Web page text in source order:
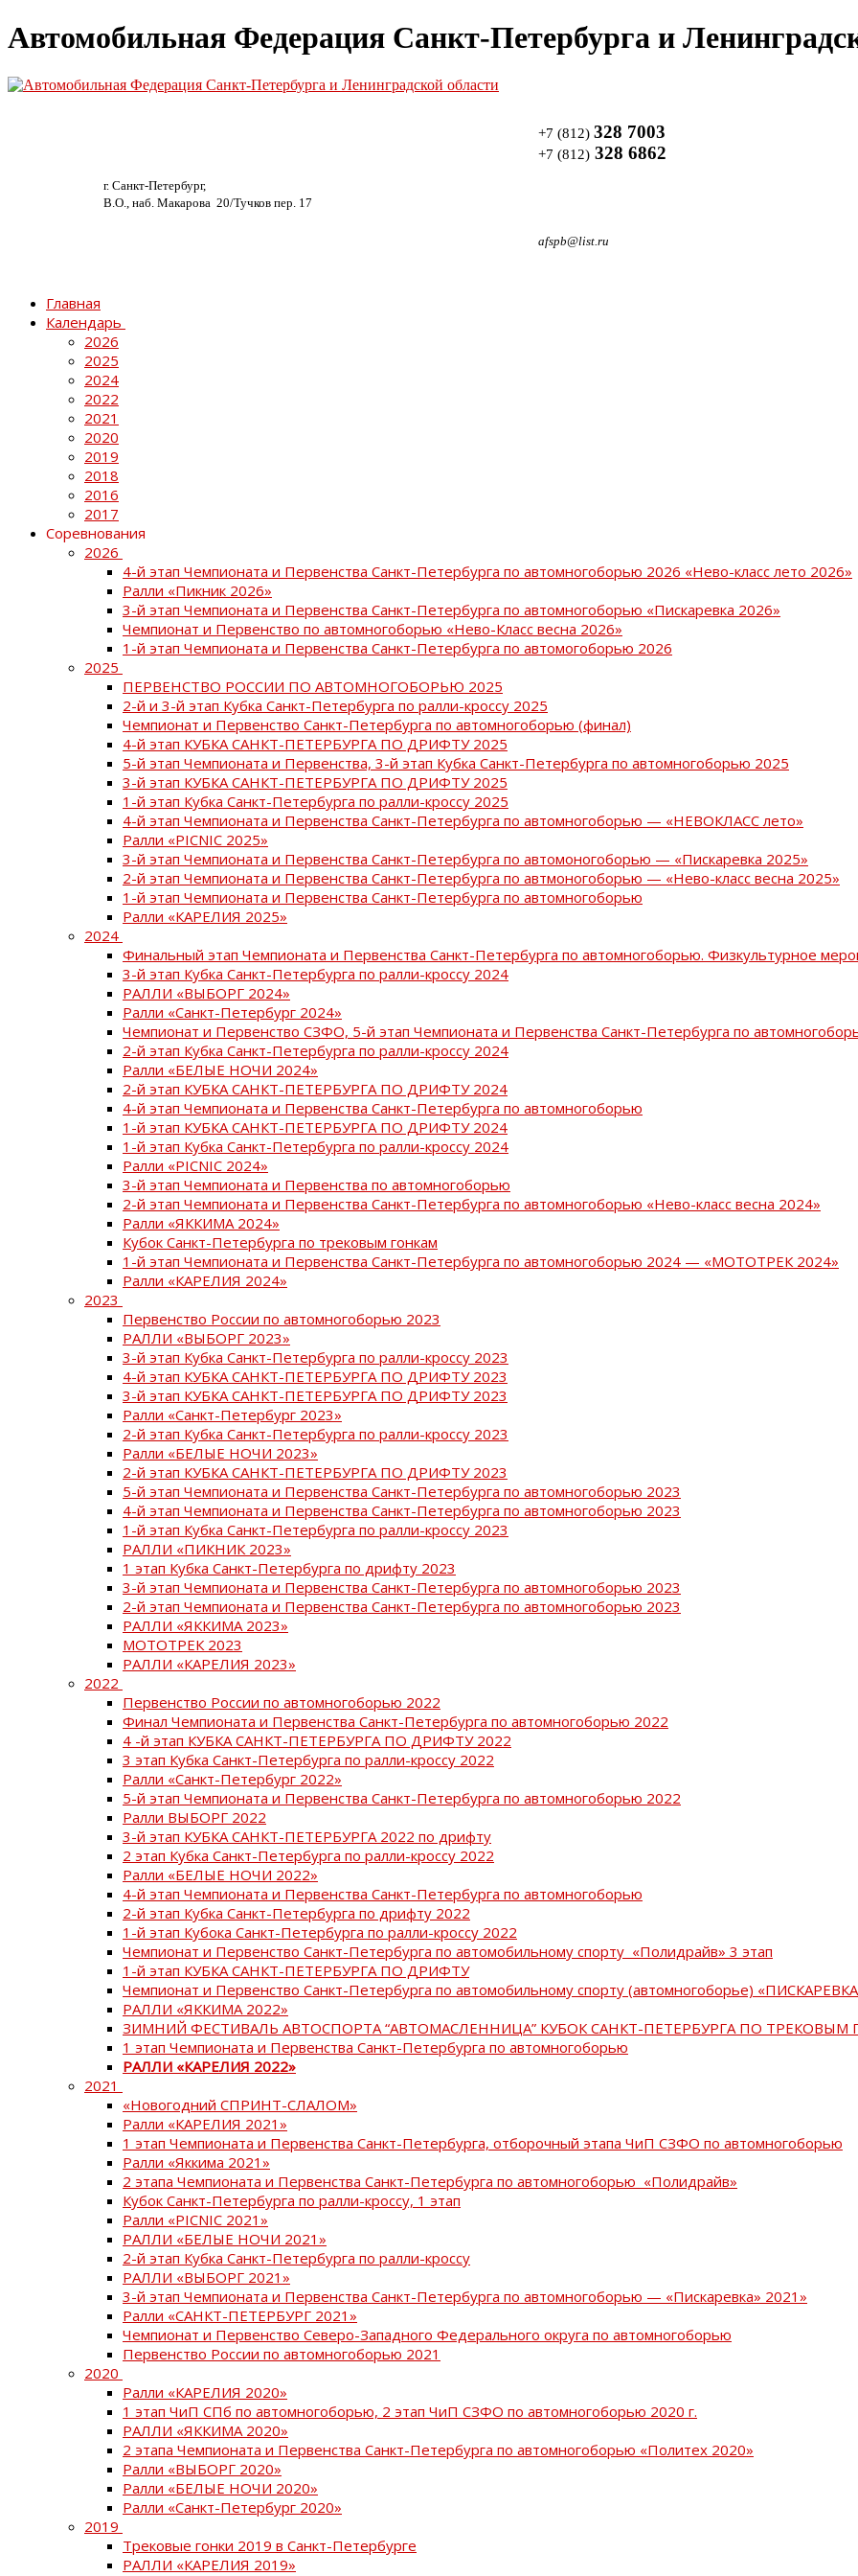
Автомобильная Федерация Санкт-Петербурга и
г. Санкт-Петербург,
В.О., наб. Макарова 20/Тучков пер. 17
+7 (812) 328 7003
+7 (812) 328 6862
afspb@list.ru
Главная
Календарь
2026
2025
2024
2022
2021
2020
2019
2018
2016
2017
Соревнования
2026
4-й этап Чемпионата и Первенства Санкт-Петербурга по автомногоборью 2026 «Нево-класс лето 2026»
Ралли «Пикник 2026»
3-й этап Чемпионата и Первенства Санкт-Петербурга по автомногоборью «Пискаревка 2026»
Чемпионат и Первенство по автомногоборью «Нево-Класс весна 2026»
1-й этап Чемпионата и Первенства Санкт-Петербурга по автомогоборью 2026
2025
ПЕРВЕНСТВО РОССИИ ПО АВТОМНОГОБОРЬЮ 2025
2-й и 3-й этап Кубка Санкт-Петербурга по ралли-кроссу 2025
Чемпионат и Первенство Санкт-Петербурга по автомногоборью (финал)
4-й этап КУБКА САНКТ-ПЕТЕРБУРГА ПО ДРИФТУ 2025
5-й этап Чемпионата и Первенства, 3-й этап Кубка Санкт-Петербурга по автомногоборью 2025
3-й этап КУБКА САНКТ-ПЕТЕРБУРГА ПО ДРИФТУ 2025
1-й этап Кубка Санкт-Петербурга по ралли-кроссу 2025
4-й этап Чемпионата и Первенства Санкт-Петербурга по автомногоборью — «НЕВОКЛАСС лето»
Ралли «PICNIC 2025»
3-й этап Чемпионата и Первенства Санкт-Петербурга по автомоногоборью — «Пискаревка 2025»
2-й этап Чемпионата и Первенства Санкт-Петербурга по автмоногоборью — «Нево-класс весна 2025»
1-й этап Чемпионата и Первенства Санкт-Петербурга по автомногоборью
Ралли «КАРЕЛИЯ 2025»
2024
Финальный этап Чемпионата и Первенства Санкт-Петербурга по автомногоборью. Физкультурное
3-й этап Кубка Санкт-Петербурга по ралли-кроссу 2024
РАЛЛИ «ВЫБОРГ 2024»
Ралли «Санкт-Петербург 2024»
Чемпионат и Первенство СЗФО, 5-й этап Чемпионата и Первенства Санкт-Петербурга по
2-й этап Кубка Санкт-Петербурга по ралли-кроссу 2024
Ралли «БЕЛЫЕ НОЧИ 2024»
2-й этап КУБКА САНКТ-ПЕТЕРБУРГА ПО ДРИФТУ 2024
4-й этап Чемпионата и Первенства Санкт-Петербурга по автомногоборью
1-й этап КУБКА САНКТ-ПЕТЕРБУРГА ПО ДРИФТУ 2024
1-й этап Кубка Санкт-Петербурга по ралли-кроссу 2024
Ралли «PICNIC 2024»
3-й этап Чемпионата и Первенства по автомногоборью
2-й этап Чемпионата и Первенства Санкт-Петербурга по автомногоборью «Нево-класс весна 2024»
Ралли «ЯККИМА 2024»
Кубок Санкт-Петербурга по трековым гонкам
1-й этап Чемпионата и Первенства Санкт-Петербурга по автомногоборью 2024 — «МОТОТРЕК 2024»
Ралли «КАРЕЛИЯ 2024»
2023
Первенство России по автомногоборью 2023
РАЛЛИ «ВЫБОРГ 2023»
3-й этап Кубка Санкт-Петербурга по ралли-кроссу 2023
4-й этап КУБКА САНКТ-ПЕТЕРБУРГА ПО ДРИФТУ 2023
3-й этап КУБКА САНКТ-ПЕТЕРБУРГА ПО ДРИФТУ 2023
Ралли «Санкт-Петербург 2023»
2-й этап Кубка Санкт-Петербурга по ралли-кроссу 2023
Ралли «БЕЛЫЕ НОЧИ 2023»
2-й этап КУБКА САНКТ-ПЕТЕРБУРГА ПО ДРИФТУ 2023
5-й этап Чемпионата и Первенства Санкт-Петербурга по автомногоборью 2023
4-й этап Чемпионата и Первенства Санкт-Петербурга по автомногоборью 2023
1-й этап Кубка Санкт-Петербурга по ралли-кроссу 2023
РАЛЛИ «ПИКНИК 2023»
1 этап Кубка Санкт-Петербурга по дрифту 2023
3-й этап Чемпионата и Первенства Санкт-Петербурга по автомногоборью 2023
2-й этап Чемпионата и Первенства Санкт-Петербурга по автомногоборью 2023
РАЛЛИ «ЯККИМА 2023»
МОТОТРЕК 2023
РАЛЛИ «КАРЕЛИЯ 2023»
2022
Первенство России по автомногоборью 2022
Финал Чемпионата и Первенства Санкт-Петербурга по автомногоборью 2022
4 -й этап КУБКА САНКТ-ПЕТЕРБУРГА ПО ДРИФТУ 2022
3 этап Кубка Санкт-Петербурга по ралли-кроссу 2022
Ралли «Санкт-Петербург 2022»
5-й этап Чемпионата и Первенства Санкт-Петербурга по автомногоборью 2022
Ралли ВЫБОРГ 2022
3-й этап КУБКА САНКТ-ПЕТЕРБУРГА 2022 по дрифту
2 этап Кубка Санкт-Петербурга по ралли-кроссу 2022
Ралли «БЕЛЫЕ НОЧИ 2022»
4-й этап Чемпионата и Первенства Санкт-Петербурга по автомногоборью
2-й этап Кубка Санкт-Петербурга по дрифту 2022
1-й этап Кубока Санкт-Петербурга по ралли-кроссу 2022
Чемпионат и Первенство Санкт-Петербурга по автомобильному спорту «Полидрайв» 3 этап
1-й этап КУБКА САНКТ-ПЕТЕРБУРГА ПО ДРИФТУ
Чемпионат и Первенство Санкт-Петербурга по автомобильному спорту (автомногоборье)
РАЛЛИ «ЯККИМА 2022»
ЗИМНИЙ ФЕСТИВАЛЬ АВТОСПОРТА “АВТОМАСЛЕННИЦА” КУБОК САНКТ-ПЕТЕРБУРГА ПО ТРЕКОВЫМ
1 этап Чемпионата и Первенства Санкт-Петербурга по автомногоборью
РАЛЛИ «КАРЕЛИЯ 2022»
2021
«Новогодний СПРИНТ-СЛАЛОМ»
Ралли «КАРЕЛИЯ 2021»
1 этап Чемпионата и Первенства Санкт-Петербурга, отборочный этапа ЧиП СЗФО по автомногоборью
Ралли «Яккима 2021»
2 этапа Чемпионата и Первенства Санкт-Петербурга по автомногоборью «Полидрайв»
Кубок Санкт-Петербурга по ралли-кроссу, 1 этап
Ралли «PICNIC 2021»
РАЛЛИ «БЕЛЫЕ НОЧИ 2021»
2-й этап Кубка Санкт-Петербурга по ралли-кроссу
РАЛЛИ «ВЫБОРГ 2021»
3-й этап Чемпионата и Первенства Санкт-Петербурга по автомногоборью — «Пискаревка» 2021»
Ралли «САНКТ-ПЕТЕРБУРГ 2021»
Чемпионат и Первенство Северо-Западного Федерального округа по автомногоборью
Первенство России по автомногоборью 2021
2020
Ралли «КАРЕЛИЯ 2020»
1 этап ЧиП СПб по автомногоборью, 2 этап ЧиП СЗФО по автомногоборью 2020 г.
РАЛЛИ «ЯККИМА 2020»
2 этапа Чемпионата и Первенства Санкт-Петербурга по автомногоборью «Политех 2020»
Ралли «ВЫБОРГ 2020»
Ралли «БЕЛЫЕ НОЧИ 2020»
Ралли «Санкт-Петербург 2020»
2019
Трековые гонки 2019 в Санкт-Петербурге
РАЛЛИ «КАРЕЛИЯ 2019»